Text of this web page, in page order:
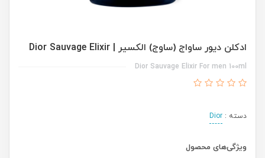
ادکلن دیور ساواج (ساوج) الکسیر | Dior Sauvage Elixir
Dior Sauvage Elixir For men 100ml
دسته : Dior
ویژگی‌های محصول